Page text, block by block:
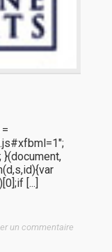
[...]
un commentaire